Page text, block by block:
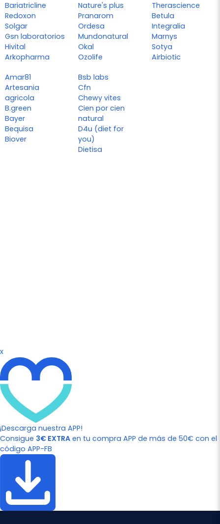
Bariatricline
Redoxon
Solgar
Gsn laboratorios
Hivital
Arkopharma
Nature's plus
Pranarom
Ordesa
Mundonatural
Okal
Ozolife
Therascience
Betula
Integralia
Marnys
Sotya
Airbiotic
Amar81
Artesania
agricola
B.green
Bayer
Bequisa
Biover
Bsb labs
Cfn
Chewy vites
Cien por cien
natural
D4u (diet for
you)
Dietisa
x
¡Descarga nuestra APP!
Consigue 3€ EXTRA en tu compra APP de más de 50€ con el
código APP-FB